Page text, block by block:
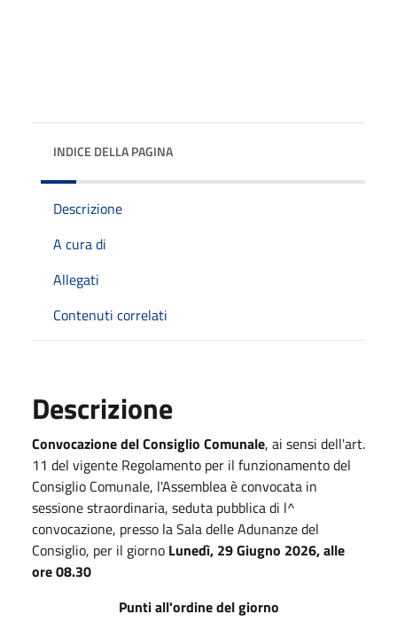
INDICE DELLA PAGINA
Descrizione
A cura di
Allegati
Contenuti correlati
Descrizione
Convocazione del Consiglio Comunale, ai sensi dell'art.
11 del vigente Regolamento per il funzionamento del
Consiglio Comunale, l'Assemblea è convocata in
sessione straordinaria, seduta pubblica di l^
convocazione, presso la Sala delle Adunanze del
Consiglio, per il giorno Lunedì, 29 Giugno 2026, alle
ore 08.30
Punti all'ordine del giorno